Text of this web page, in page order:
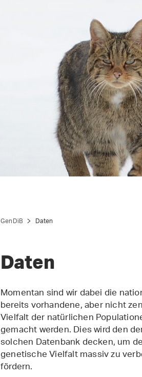
GenDiB Daten
Daten
Momentan sind wir dabei die
bereits vorhandene, aber nicht
Vielfalt der natürlichen
gemacht werden. Dies wird den
solchen Datenbank decken, um
genetische Vielfalt massiv zu
fördern.